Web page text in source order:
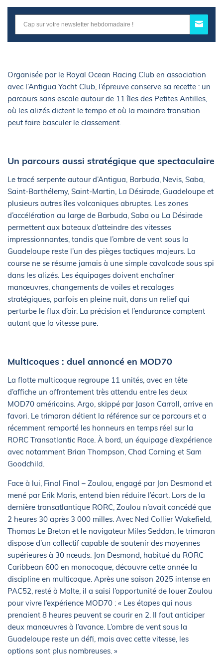
Organisée par le Royal Ocean Racing Club en association
avec l’Antigua Yacht Club, l’épreuve conserve sa recette : un
parcours sans escale autour de 11 îles des Petites Antilles,
où les alizés dictent le tempo et où la moindre transition
peut faire basculer le classement.
Un parcours aussi stratégique que spectaculaire
Le tracé serpente autour d’Antigua, Barbuda, Nevis, Saba,
Saint-Barthélemy, Saint-Martin, La Désirade, Guadeloupe et
plusieurs autres îles volcaniques abruptes. Les zones
d’accélération au large de Barbuda, Saba ou La Désirade
permettent aux bateaux d’atteindre des vitesses
impressionnantes, tandis que l’ombre de vent sous la
Guadeloupe reste l’un des pièges tactiques majeurs. La
course ne se résume jamais à une simple cavalcade sous spi
dans les alizés. Les équipages doivent enchaîner
manœuvres, changements de voiles et recalages
stratégiques, parfois en pleine nuit, dans un relief qui
perturbe le flux d’air. La précision et l’endurance comptent
autant que la vitesse pure.
Multicoques : duel annoncé en MOD70
La flotte multicoque regroupe 11 unités, avec en tête
d’affiche un affrontement très attendu entre les deux
MOD70 américains. Argo, skippé par Jason Carroll, arrive en
favori. Le trimaran détient la référence sur ce parcours et a
récemment remporté les honneurs en temps réel sur la
RORC Transatlantic Race. À bord, un équipage d’expérience
avec notamment Brian Thompson, Chad Corning et Sam
Goodchild.
Face à lui, Final Final – Zoulou, engagé par Jon Desmond et
mené par Erik Maris, entend bien réduire l’écart. Lors de la
dernière transatlantique RORC, Zoulou n’avait concédé que
2 heures 30 après 3 000 milles. Avec Ned Collier Wakefield,
Thomas Le Breton et le navigateur Miles Seddon, le trimaran
dispose d’un collectif capable de soutenir des moyennes
supérieures à 30 nœuds. Jon Desmond, habitué du RORC
Caribbean 600 en monocoque, découvre cette année la
discipline en multicoque. Après une saison 2025 intense en
PAC52, resté à Malte, il a saisi l’opportunité de louer Zoulou
pour vivre l’expérience MOD70 : « Les étapes qui nous
prenaient 8 heures peuvent se courir en 2. Il faut anticiper
deux manœuvres à l’avance. L’ombre de vent sous la
Guadeloupe reste un défi, mais avec cette vitesse, les
options sont plus nombreuses. »